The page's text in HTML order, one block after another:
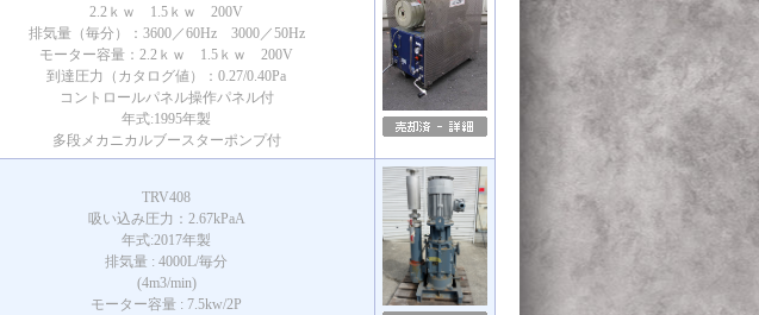
2.2ｋｗ 1.5ｋｗ 200V
排気量（毎分）：3600／60Hz 3000／50Hz
モーター容量：2.2ｋｗ 1.5ｋｗ 200V
到達圧力（カタログ値）：0.27/0.40Pa
コントロールパネル操作パネル付
年式:1995年製
多段メカニカルブースターポンプ付
TRV408
吸い込み圧力：2.67kPaA
年式:2017年製
排気量 : 4000L/毎分
(4m3/min)
モーター容量 : 7.5kw/2P